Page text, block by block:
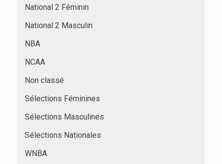
National 2 Féminin
National 2 Masculin
NBA
NCAA
Non classé
Sélections Féminines
Sélections Masculines
Sélections Nationales
WNBA